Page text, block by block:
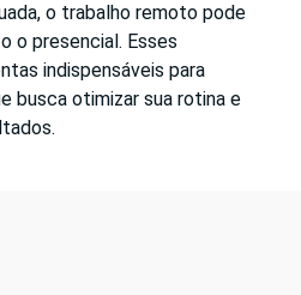
o trabalho remoto pode
o presencial. Esses
indispensáveis para
busca otimizar sua rotina e